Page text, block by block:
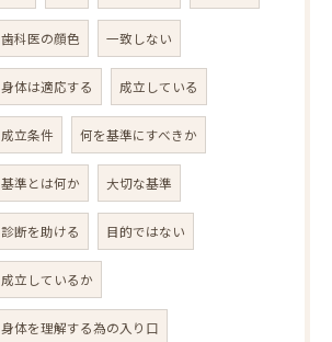
歯科医の顔色 一致しない
身体は適応する 成立している
成立条件 何を基準にすべきか
基準とは何か 大切な基準
診断を助ける 目的ではない
成立しているか
身体を理解する為の入り口